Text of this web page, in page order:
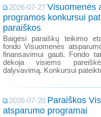
2026-07-27 Visuomenės
programos konkursui
paraiškos
Baigėsi paraiškų teikimo
fondo Visuomenės
finansavimui gauti. Fondo
dėkoja visiems
dalyvavimą. Konkursui
2026-07-20 Paraiškos
atsparumo programai